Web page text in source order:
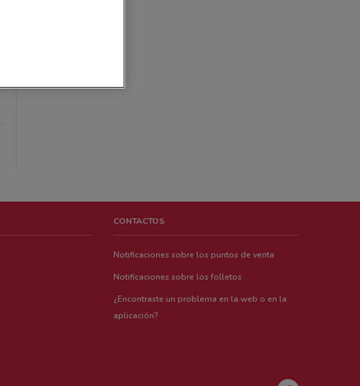
CONTACTOS
Notificaciones sobre los puntos de venta
Notificaciones sobre los folletos
¿Encontraste un problema en la web o en la
aplicación?